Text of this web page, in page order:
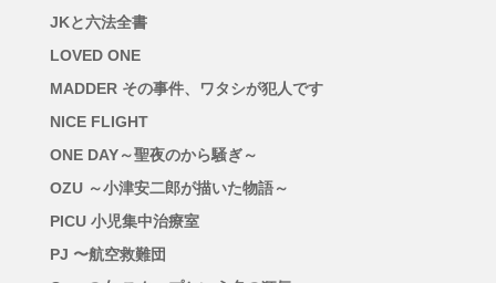
JKと六法全書
LOVED ONE
MADDER その事件、ワタシが犯人です
NICE FLIGHT
ONE DAY～聖夜のから騒ぎ～
OZU ～小津安二郎が描いた物語～
PICU 小児集中治療室
PJ 〜航空救難団